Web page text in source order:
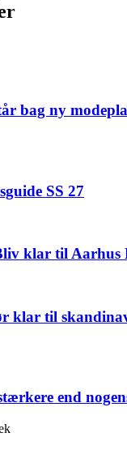
bag ny
SS 27
klar til Aarhus
klar til
end